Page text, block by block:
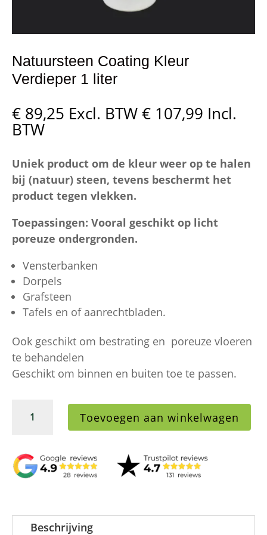
Natuursteen Coating Kleur
Verdieper 1 liter
€ 89,25 Excl. BTW€ 107,99 Incl.
BTW
Uniek product om de kleur weer op te halen
bij (natuur) steen, tevens beschermt het
product tegen vlekken.
Toepassingen: Vooral geschikt op licht
poreuze ondergronden.
Vensterbanken
Dorpels
Grafsteen
Tafels en of aanrechtbladen.
Ook geschikt om bestrating en poreuze vloeren
te behandelen
Geschikt om binnen en buiten toe te passen.
Natuursteen
Coating
Verdieper
1
Toevoegen aan winkelwagen
Beschrijving